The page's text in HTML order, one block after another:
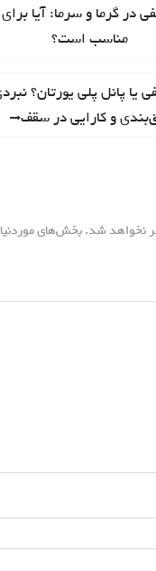
در گرما و سرما: آیا
مناسب است؟
یا پانل پلی یورتان؟
و کارایی در سقف
نخواهد شد.بخش‌های